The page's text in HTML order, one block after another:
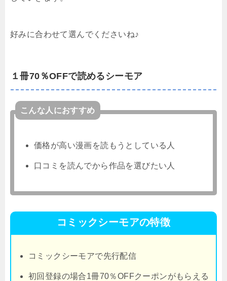
好みに合わせて選んでくださいね♪
１冊70％OFFで読めるシーモア
こんな人におすすめ
価格が高い漫画を読もうとしている人
口コミを読んでから作品を選びたい人
コミックシーモアの特徴
コミックシーモアで先行配信
初回登録の場合1冊70％OFFクーポンがもらえる